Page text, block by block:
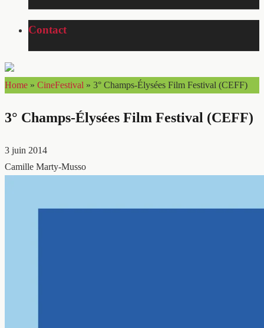
Contact
Home » CineFestival » 3° Champs-Élysées Film Festival (CEFF)
3° Champs-Élysées Film Festival (CEFF)
3 juin 2014
Camille Marty-Musso